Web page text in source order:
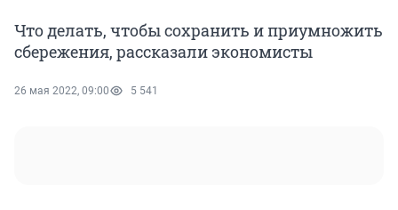
Что делать, чтобы сохранить и приумножить
сбережения, рассказали экономисты
26 мая 2022, 09:00 5 541